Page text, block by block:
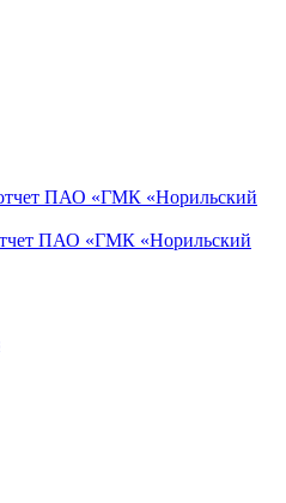
ПАО «ГМК «Норильский
ПАО «ГМК «Норильский